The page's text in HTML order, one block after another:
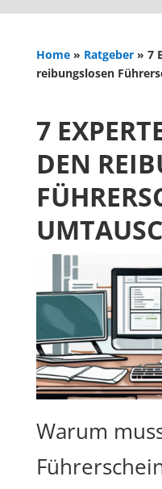
Home» Ratgeber» 7
reibungslosen
7
DEN
Warum